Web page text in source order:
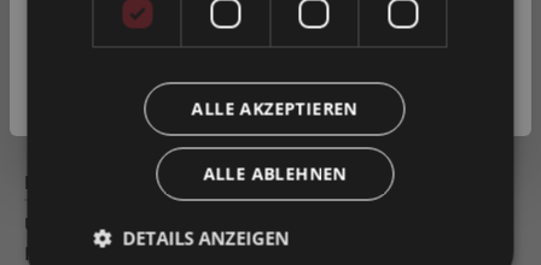
Produkt vergleichen
Fragen zum Produkt
Beschreibung
Universal-Rollschiene verschraubt 2300/54/8-GU
Kunststoffröllchen mit Gummierung mit Kugellager in
Privatkunde
Geschäftskunde( exkl. MwSt. )
ALLE AKZEPTIEREN
ALLE ABLEHNEN
DETAILS ANZEIGEN